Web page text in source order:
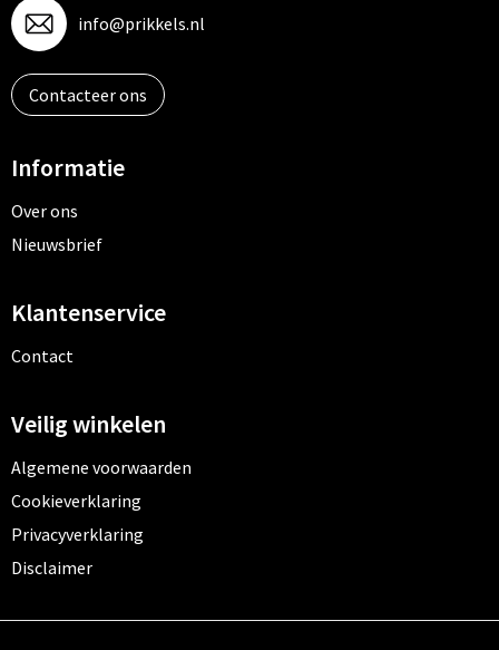
info@prikkels.nl
Contacteer ons
Informatie
Over ons
Nieuwsbrief
Klantenservice
Contact
Veilig winkelen
Algemene voorwaarden
Cookieverklaring
Privacyverklaring
Disclaimer